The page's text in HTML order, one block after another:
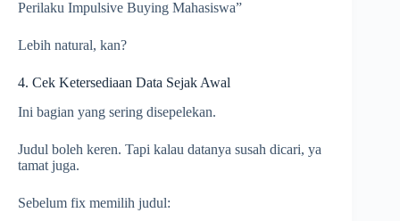
Perilaku Impulsive Buying Mahasiswa”
Lebih natural, kan?
4. Cek Ketersediaan Data Sejak Awal
Ini bagian yang sering disepelekan.
Judul boleh keren. Tapi kalau datanya susah dicari, ya
tamat juga.
Sebelum fix memilih judul: